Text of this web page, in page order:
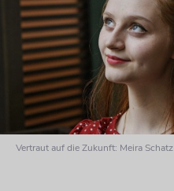
Vertraut auf die Zukunft: Meira Schatz